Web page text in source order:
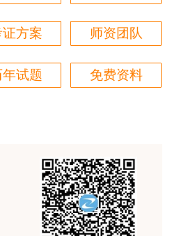
、资料还多
懂，对小白很友好
年考其他安全，还是选择网
觉自已选对了
证方案 师资团队
年试题 免费资料